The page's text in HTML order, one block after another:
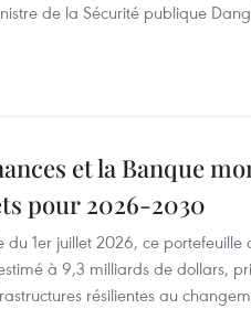
de la Sécurité publique
et la Banque
pour 2026-2030
du 1er juillet 2026, ce
à 9,3 milliards de dollars,
résilientes au